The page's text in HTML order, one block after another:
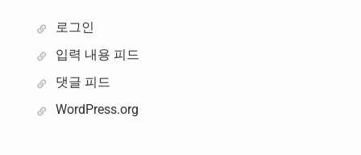
로그인
입력 내용 피드
댓글 피드
WordPress.org